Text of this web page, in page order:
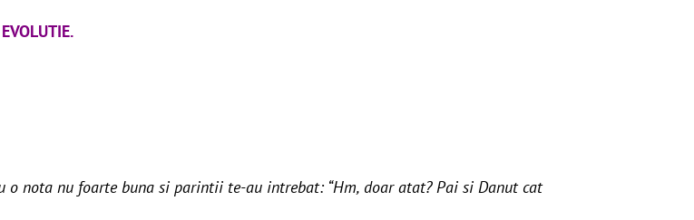
nota nu foarte buna si parintii te-au intrebat: “Hm, doar atat? Pai si Danut cat